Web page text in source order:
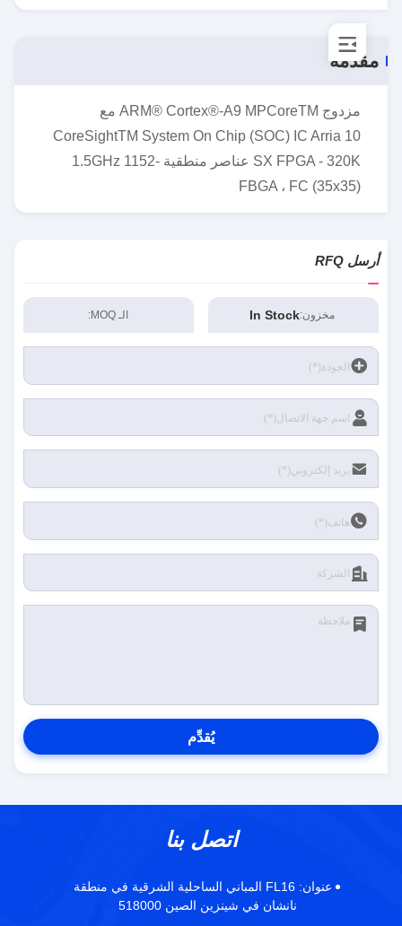
مقدمة
مزدوج ARM® Cortex®-A9 MPCoreTM مع
CoreSightTM System On Chip (SOC) IC Arria 10
SX FPGA - 320K عناصر منطقية 1.5GHz 1152-
FBGA ، FC (35x35)
أرسل RFQ
مخزون:In Stock الـ MOQ:
يُقدِّم
اتصل بنا
عنوان:
FL16 المباني الساحلية الشرقية في منطقة
نانشان في شينزين الصين 518000